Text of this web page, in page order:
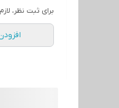
برای ثبت نظر،